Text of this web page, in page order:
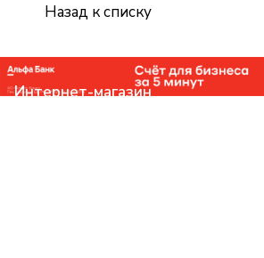
Назад к списку
Интернет-магазин